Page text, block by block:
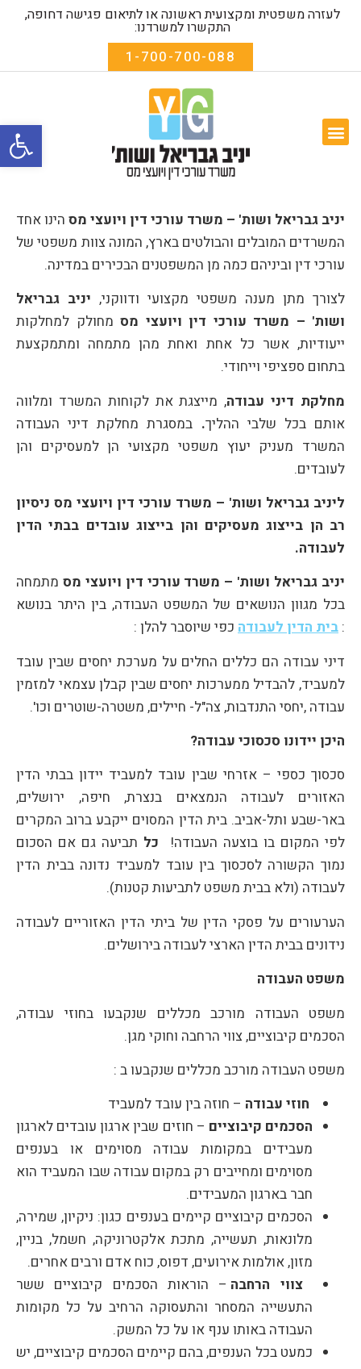
פתח
לעזרה משפטית ומקצועית ראשונה או לתיאום פגישה דחופה,
התקשרו למשרדנו:
1-700-700-088
יניב גבריאל ושות' – משרד עורכי דין ויועצי מס הינו אחד
המשרדים המובלים והבולטים בארץ, המונה צוות משפטי של
עורכי דין וביניהם כמה מן המשפטנים הבכירים במדינה.
לצורך מתן מענה משפטי מקצועי ודווקני, יניב גבריאל
ושות' – משרד עורכי דין ויועצי מס מחולק למחלקות
ייעודיות, אשר כל אחת ואחת מהן מתמחה ומתמקצעת
בתחום ספציפי וייחודי.
מחלקת דיני עבודה, מייצגת את לקוחות המשרד ומלווה
אותם בכל שלבי ההליך. במסגרת מחלקת דיני העבודה
המשרד מעניק יעוץ משפטי מקצועי הן למעסיקים והן
לעובדים.
ליניב גבריאל ושות' – משרד עורכי דין ויועצי מס ניסיון
רב הן בייצוג מעסיקים והן בייצוג עובדים בבתי הדין
לעבודה.
יניב גבריאל ושות' – משרד עורכי דין ויועצי מס מתמחה
בכל מגוון הנושאים של המשפט העבודה, בין היתר בנושא
: בית הדין לעבודה כפי שיוסבר להלן :
דיני עבודה הם כללים החלים על מערכת יחסים שבין עובד
למעביד, להבדיל ממערכות יחסים שבין קבלן עצמאי למזמין
עבודה ,יחסי התנדבות, צה"ל- חיילים, משטרה-שוטרים וכו'.
היכן יידונו סכסוכי עבודה?
סכסוך כספי – אזרחי שבין עובד למעביד יידון בבתי הדין
האזורים לעבודה הנמצאים בנצרת, חיפה, ירושלים,
באר-שבע ותל-אביב. בית הדין המסוים ייקבע ברוב המקרים
לפי המקום בו בוצעה העבודה! כל תביעה גם אם הסכום
נמוך הקשורה לסכסוך בין עובד למעביד נדונה בבית הדין
לעבודה (ולא בבית משפט לתביעות קטנות).
הערעורים על פסקי הדין של ביתי הדין האזוריים לעבודה
נידונים בבית הדין הארצי לעבודה בירושלים.
משפט העבודה
משפט העבודה מורכב מכללים שנקבעו בחוזי עבודה,
הסכמים קיבוציים, צווי הרחבה וחוקי מגן.
משפט העבודה מורכב מכללים שנקבעו ב :
חוזי עבודה – חוזה בין עובד למעביד
הסכמים קיבוציים – חוזים שבין ארגון עובדים לארגון
מעבידים במקומות עבודה מסוימים או בענפים
מסוימים ומחייבים רק במקום עבודה שבו המעביד הוא
חבר בארגון המעבידים.
הסכמים קיבוציים קיימים בענפים כגון: ניקיון, שמירה,
מלונאות, תעשייה, מתכת אלקטרוניקה, חשמל, בניין,
מזון, אולמות אירועים, דפוס, כוח אדם ורבים אחרים.
צווי הרחבה – הוראות הסכמים קיבוציים ששר
התעשייה המסחר והתעסוקה הרחיב על כל מקומות
העבודה באותו ענף או על כל המשק.
כמעט בכל הענפים, בהם קיימים הסכמים קיבוציים, יש